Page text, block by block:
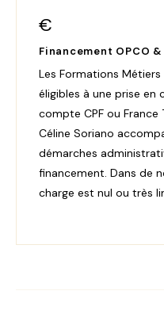
€
Financement OPCO &
Les Formations
éligibles à une prise en
compte CPF ou France
Céline Soriano
démarches
financement. Dans de
charge est nul ou très